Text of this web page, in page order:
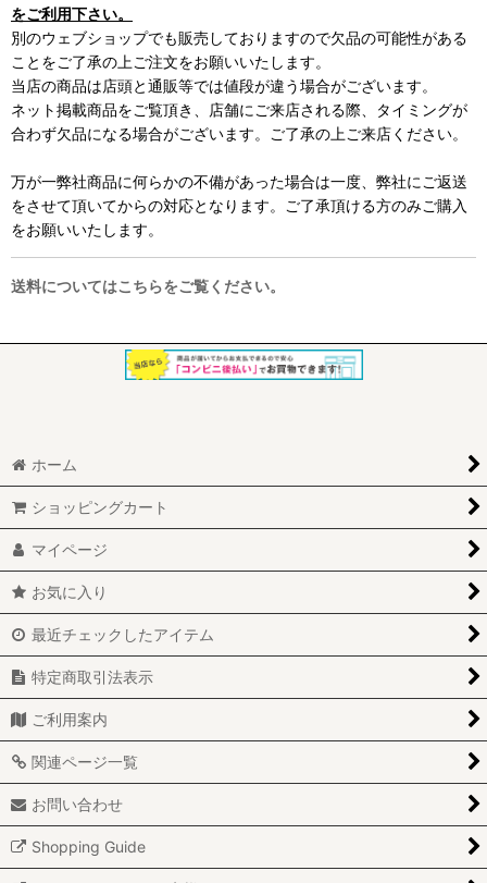
をご利用下さい。
別のウェブショップでも販売しておりますので欠品の可能性がある
ことをご了承の上ご注文をお願いいたします。
当店の商品は店頭と通販等では値段が違う場合がございます。
ネット掲載商品をご覧頂き、店舗にご来店される際、タイミングが
合わず欠品になる場合がございます。ご了承の上ご来店ください。
万が一弊社商品に何らかの不備があった場合は一度、弊社にご返送
をさせて頂いてからの対応となります。ご了承頂ける方のみご購入
をお願いいたします。
送料についてはこちらをご覧ください。
ホーム
ショッピングカート
マイページ
お気に入り
最近チェックしたアイテム
特定商取引法表示
ご利用案内
関連ページ一覧
お問い合わせ
Shopping Guide